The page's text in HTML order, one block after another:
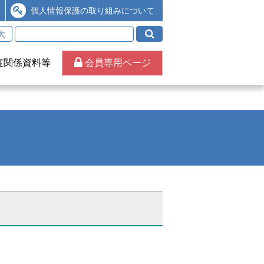
個人情報保護の取り組みについて
係資料等 会員専用ページ